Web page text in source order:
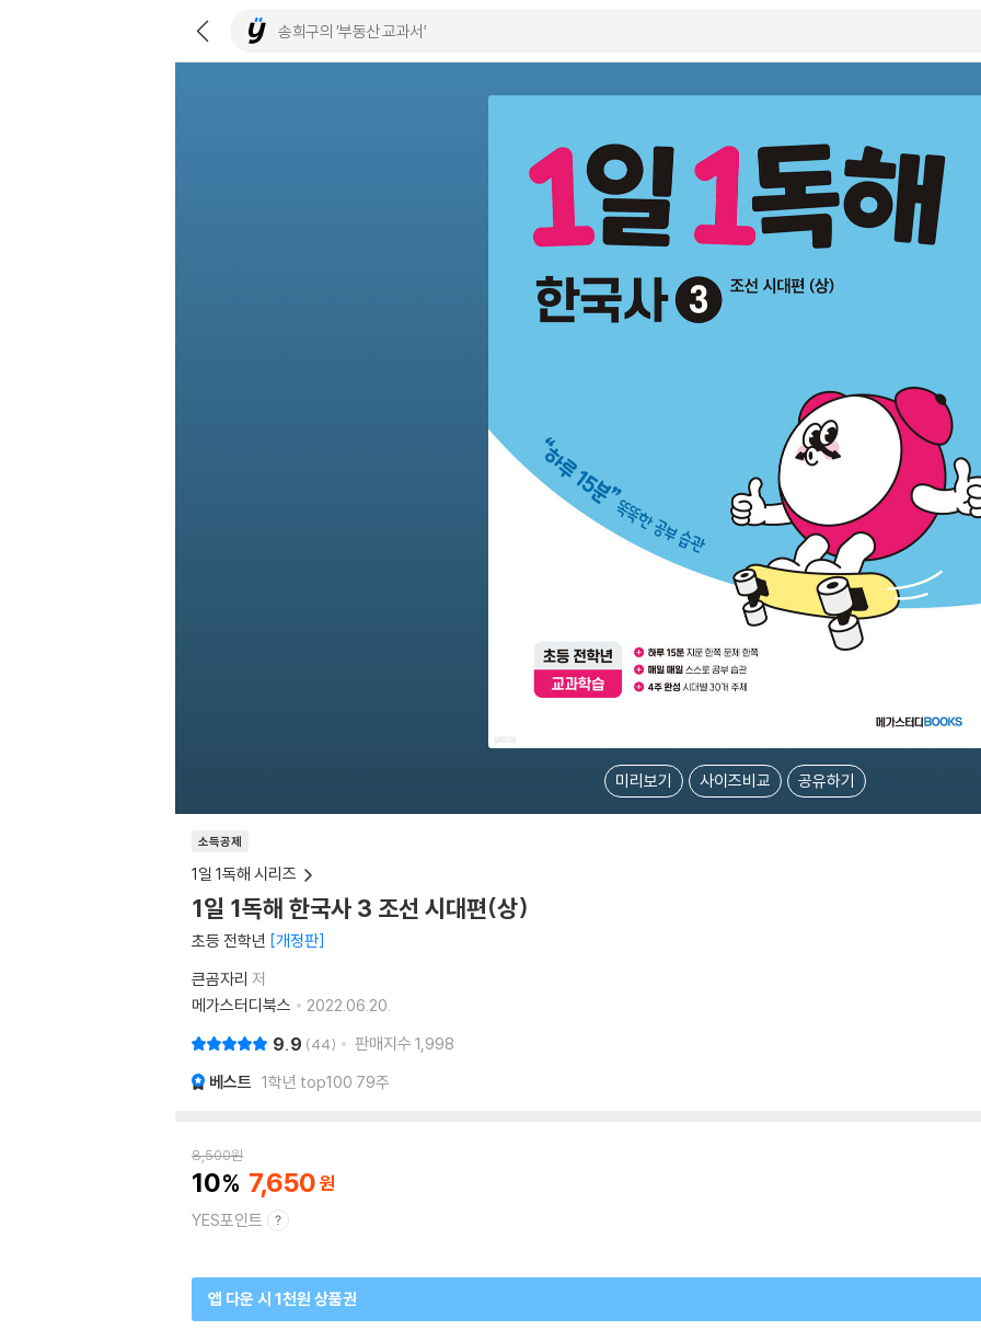
미리보기 사이즈비교 공유하기
소득공제
1일 1독해 시리즈
1일 1독해 한국사 3 조선 시대편(상)
초등 전학년 개정판
큰곰자리 저
메가스터디북스
2022.06.20.
9.9 44 판매지수 1,998
베스트 1학년 top100 79주
8,500원
10 7,650
YES포인트
앱 다운 시 1천원 상품권